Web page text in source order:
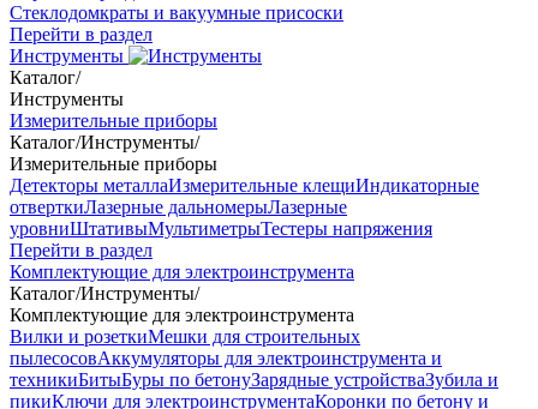
Стеклодомкраты и вакуумные присоски
Перейти в раздел
Инструменты
Каталог/
Инструменты
Измерительные приборы
Каталог/Инструменты/
Измерительные приборы
Детекторы металлаИзмерительные клещиИндикаторные
отверткиЛазерные дальномерыЛазерные
уровниШтативыМультиметрыТестеры напряжения
Перейти в раздел
Комплектующие для электроинструмента
Каталог/Инструменты/
Комплектующие для электроинструмента
Вилки и розеткиМешки для строительных
пылесосовАккумуляторы для электроинструмента и
техникиБитыБуры по бетонуЗарядные устройстваЗубила и
пикиКлючи для электроинструментаКоронки по бетону и